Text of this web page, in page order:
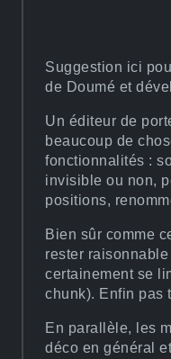
Suggestion ici
de Doumé et
Un éditeur de
beaucoup de
fonctionnalités :
invisible ou non,
positions,
Bien sûr comme
rester
certainement se
chunk). Enfin pas
En parallèle, les
déco en général